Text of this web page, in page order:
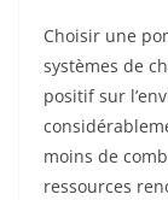
Choisir une
systèmes de
positif sur
moins de
ressources